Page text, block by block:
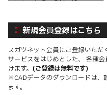
新規会員登録はこちら
スガツネット会員にご登録いた
サービスをはじめとした、 各種
けます。 (ご登録は無料です)
※CADデータのダウンロードは、
ます。